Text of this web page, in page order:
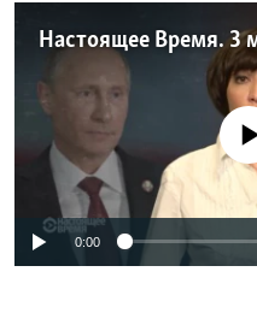
Настоящее Время. 3
No media
0:00